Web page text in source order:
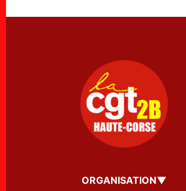
ORGANISATION▼